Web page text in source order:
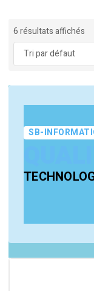
6 résultats affichés
SB-